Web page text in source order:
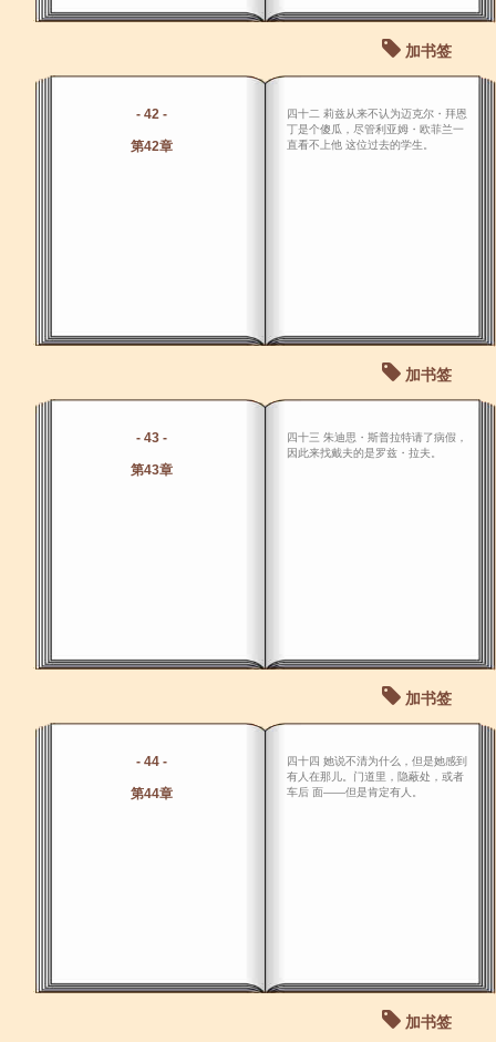
加书签
- 42 -
第42章
四十二 莉兹从来不认为迈克尔・拜恩
丁是个傻瓜，尽管利亚姆・欧菲兰一
直看不上他 这位过去的学生。
加书签
- 43 -
第43章
四十三 朱迪思・斯普拉特请了病假，
因此来找戴夫的是罗兹・拉夫。
加书签
- 44 -
第44章
四十四 她说不清为什么，但是她感到
有人在那儿。门道里，隐蔽处，或者
车后 面――但是肯定有人。
加书签